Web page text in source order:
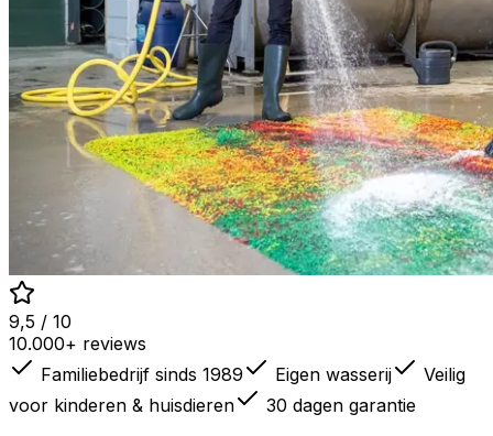
9,5 / 10
10.000+ reviews
Familiebedrijf sinds 1989
Eigen wasserij
Veilig
voor kinderen & huisdieren
30 dagen garantie